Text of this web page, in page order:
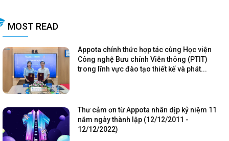
MOST READ
Appota chính thức hợp tác cùng Học viện
Công nghệ Bưu chính Viễn thông (PTIT)
trong lĩnh vực đào tạo thiết kế và phát...
Thư cảm ơn từ Appota nhân dịp kỷ niệm 11
năm ngày thành lập (12/12/2011 -
12/12/2022)